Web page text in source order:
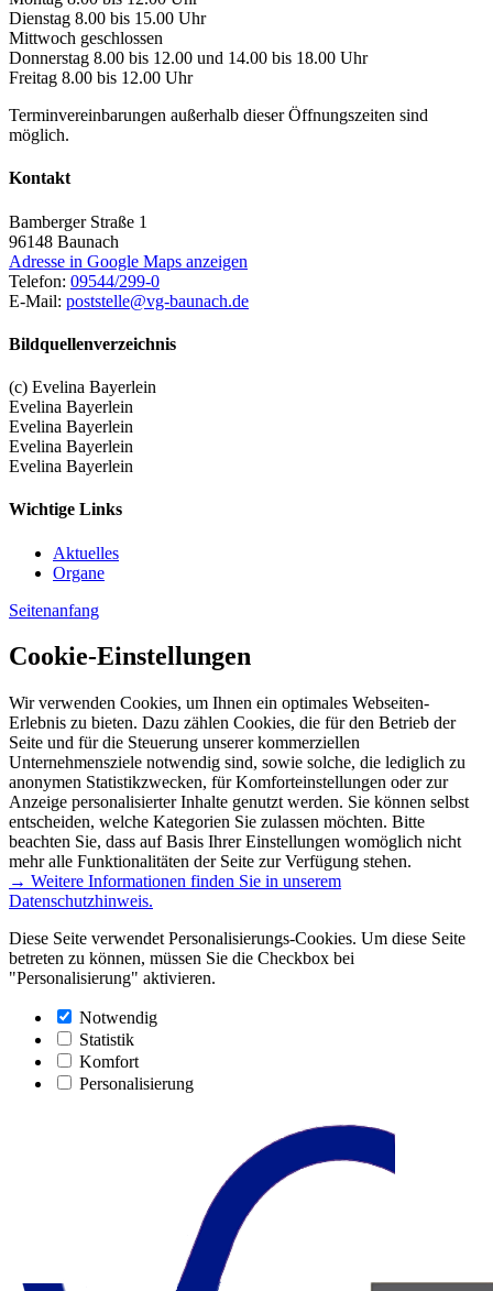
Dienstag 8.00 bis 15.00 Uhr
Mittwoch geschlossen
Donnerstag 8.00 bis 12.00 und 14.00 bis 18.00 Uhr
Freitag 8.00 bis 12.00 Uhr
Terminvereinbarungen außerhalb dieser Öffnungszeiten sind
möglich.
Kontakt
Bamberger Straße 1
96148 Baunach
Adresse in Google Maps anzeigen
Telefon: 09544/299-0
E-Mail: poststelle@vg-baunach.de
Bildquellenverzeichnis
(c) Evelina Bayerlein
Evelina Bayerlein
Evelina Bayerlein
Evelina Bayerlein
Evelina Bayerlein
Wichtige Links
Aktuelles
Organe
Seitenanfang
Cookie-Einstellungen
Wir verwenden Cookies, um Ihnen ein optimales Webseiten-
Erlebnis zu bieten. Dazu zählen Cookies, die für den Betrieb der
Seite und für die Steuerung unserer kommerziellen
Unternehmensziele notwendig sind, sowie solche, die lediglich zu
anonymen Statistikzwecken, für Komforteinstellungen oder zur
Anzeige personalisierter Inhalte genutzt werden. Sie können selbst
entscheiden, welche Kategorien Sie zulassen möchten. Bitte
beachten Sie, dass auf Basis Ihrer Einstellungen womöglich nicht
mehr alle Funktionalitäten der Seite zur Verfügung stehen.
→ Weitere Informationen finden Sie in unserem
Datenschutzhinweis.
Diese Seite verwendet Personalisierungs-Cookies. Um diese Seite
betreten zu können, müssen Sie die Checkbox bei
"Personalisierung" aktivieren.
Notwendig
Statistik
Komfort
Personalisierung